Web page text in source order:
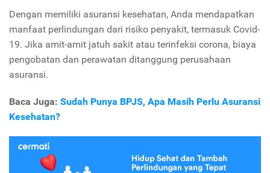
Dengan memiliki asuransi kesehatan, Anda mendapatkan
manfaat perlindungan dari risiko penyakit, termasuk Covid-
19. Jika amit-amit jatuh sakit atau terinfeksi corona, biaya
pengobatan dan perawatan ditanggung perusahaan
asuransi.
Baca Juga: Sudah Punya BPJS, Apa Masih Perlu Asuransi
Kesehatan?